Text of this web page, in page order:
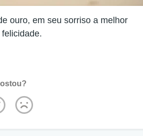
ouro, em seu sorriso a melhor